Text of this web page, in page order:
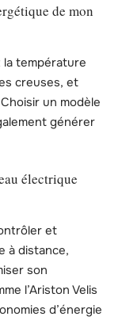
de mon
la température
creuses, et
un modèle
générer
électrique
et
à distance,
son
l’Ariston Velis
d’énergie